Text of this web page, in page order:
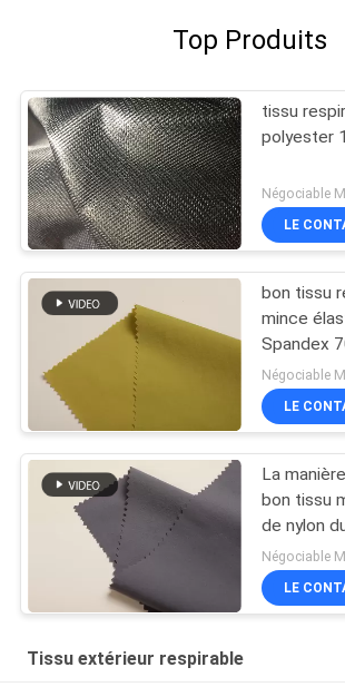
Top Produits
tissu
polyester
Négociable
LE
bon tissu
mince
Spandex
Négociable
LE
La
bon tissu
de nylon
Négociable
LE
Tissu extérieur respirable